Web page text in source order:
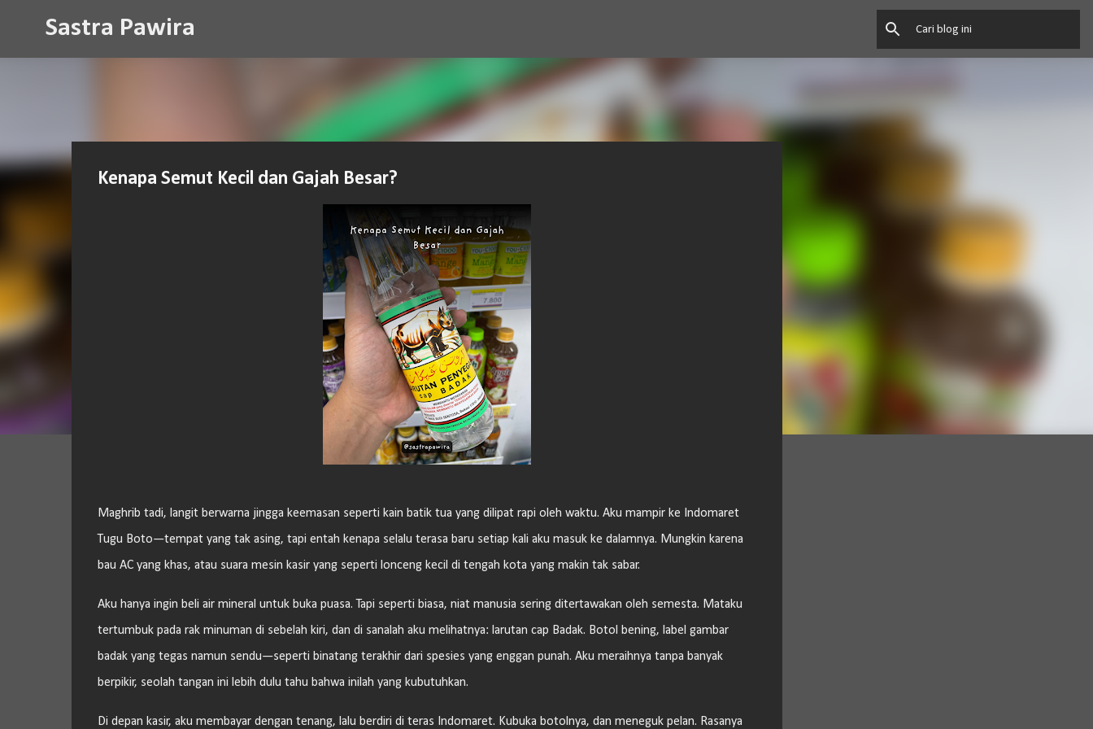
Sastra Pawira
Kenapa Semut Kecil dan Gajah Besar?
Maghrib tadi, langit berwarna jingga keemasan seperti kain batik tua yang dilipat rapi oleh waktu. Aku mampir ke Indomaret
Tugu Boto—tempat yang tak asing, tapi entah kenapa selalu terasa baru setiap kali aku masuk ke dalamnya. Mungkin karena
bau AC yang khas, atau suara mesin kasir yang seperti lonceng kecil di tengah kota yang makin tak sabar.
Aku hanya ingin beli air mineral untuk buka puasa. Tapi seperti biasa, niat manusia sering ditertawakan oleh semesta. Mataku
tertumbuk pada rak minuman di sebelah kiri, dan di sanalah aku melihatnya: larutan cap Badak. Botol bening, label gambar
badak yang tegas namun sendu—seperti binatang terakhir dari spesies yang enggan punah. Aku meraihnya tanpa banyak
berpikir, seolah tangan ini lebih dulu tahu bahwa inilah yang kubutuhkan.
Di depan kasir, aku membayar dengan tenang, lalu berdiri di teras Indomaret. Kubuka botolnya, dan meneguk pelan. Rasanya